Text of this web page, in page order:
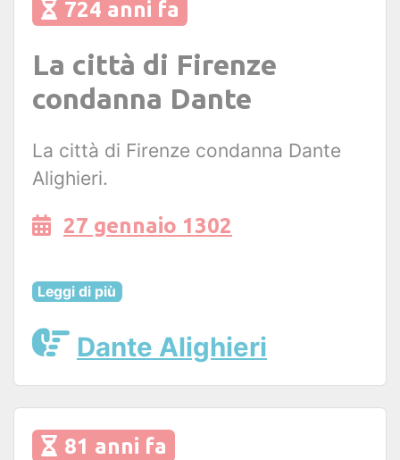
724 anni fa
La città di Firenze
condanna Dante
La città di Firenze condanna Dante
Alighieri.
27 gennaio 1302
Leggi di più
Dante Alighieri
81 anni fa